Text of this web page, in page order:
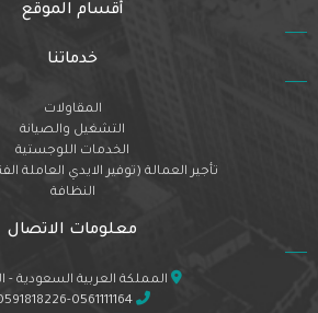
أقسام الموقع
خدماتنا
المقاولات
التشغيل والصيانة
الخدمات اللوجستية
تأجير العمالة (توفير الايدي العاملة
النظافة
معلومات الاتصال
المملكة العربية السعودية -
0591818226-0561111164